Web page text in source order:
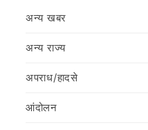
अन्य खबर
अन्य राज्य
अपराध/हादसे
आंदोलन